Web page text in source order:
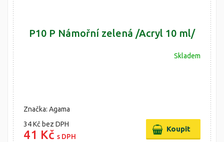
P10 P Námořní zelená /Acryl 10 ml/
Skladem
Značka: Agama
34 Kč bez DPH
41 Kč s DPH